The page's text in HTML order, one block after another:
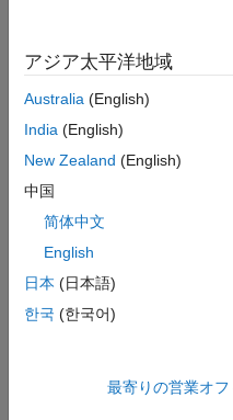
#include<cstdint>
int32_t myfunc();
int foo(){
}
非基本型初期化子を使
T 型は非基本型です。
アジア太平洋地域
Australia (English)
India (English)
New Zealand (English)
中国
简体中文
English
日本 (日本語)
한국 (한국어)
最寄りの営業オ